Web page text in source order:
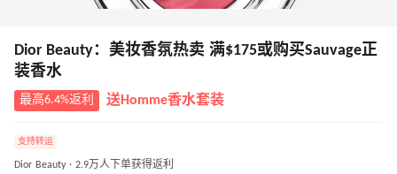
Dior Beauty：美妆香氛热卖 满$175或购买Sauvage正
装香水
最高6.4%返利 送Homme香水套装
支持转运
Dior Beauty · 2.9万人下单获得返利